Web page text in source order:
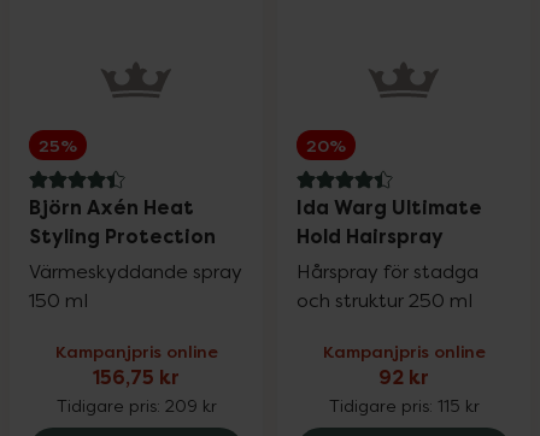
25%
4.4 av 5 i omdöme
Björn Axén Heat
Styling Protection
Värmeskyddande spray
150 ml
Kampanjpris online
156,75 kr
Tidigare pris: 209 kr
20%
4.4 av 5 i omdöme
Ida Warg Ultimate
Hold Hairspray
Hårspray för stadga
och struktur 250 ml
Kampanjpris online
92 kr
Tidigare pris: 115 kr